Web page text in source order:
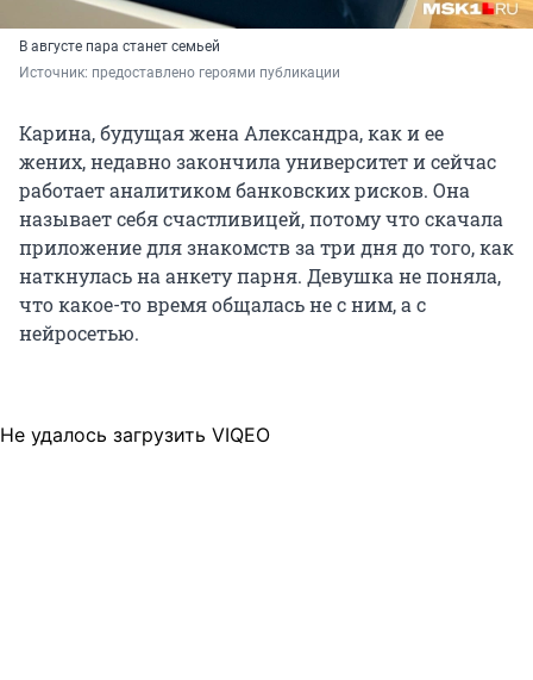
В августе пара станет семьей
Источник: предоставлено героями публикации
Карина, будущая жена Александра, как и ее
жених, недавно закончила университет и сейчас
работает аналитиком банковских рисков. Она
называет себя счастливицей, потому что скачала
приложение для знакомств за три дня до того, как
наткнулась на анкету парня. Девушка не поняла,
что какое-то время общалась не с ним, а с
нейросетью.
Не удалось загрузить VIQEO